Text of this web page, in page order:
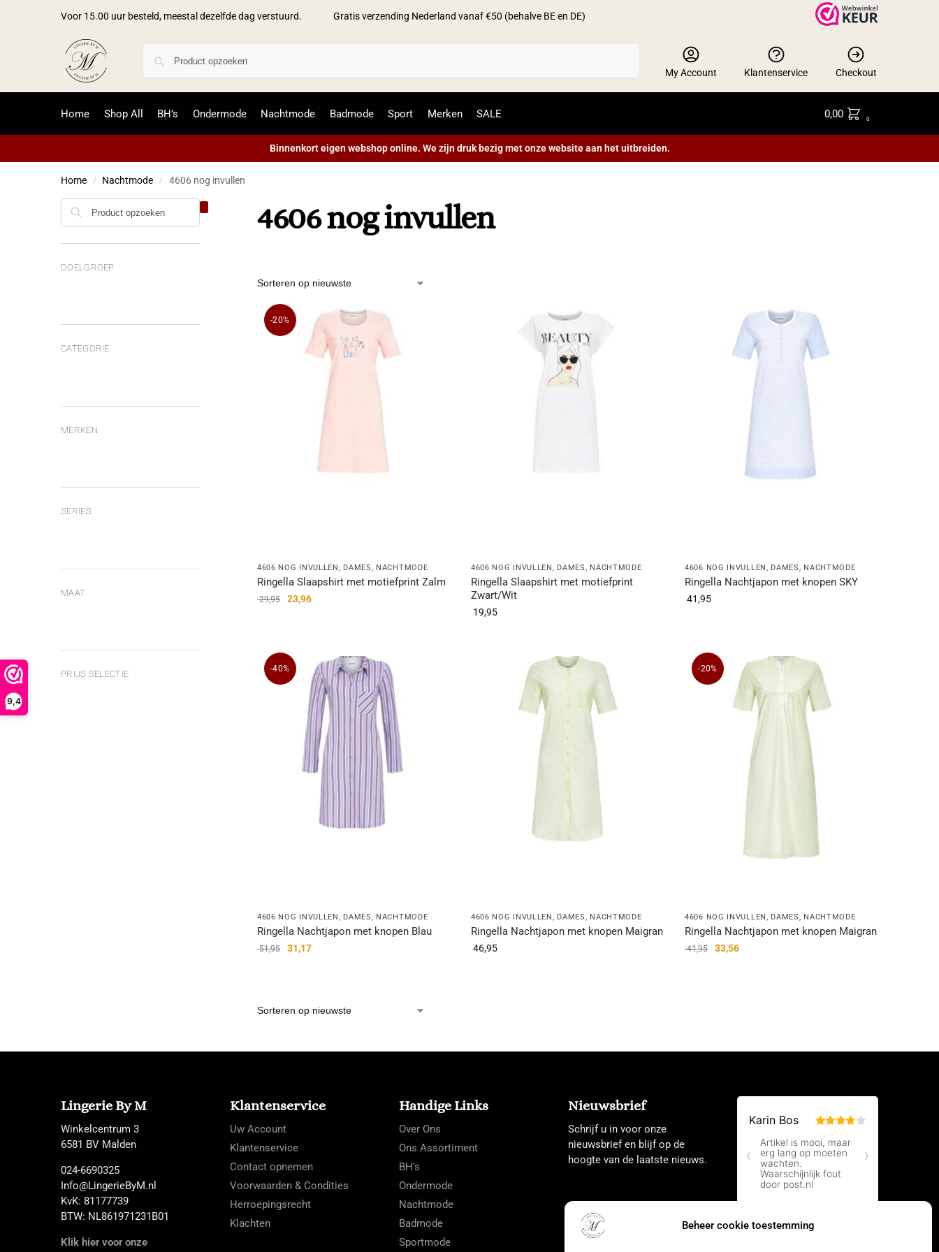
9,4
Beheer cookie toestemming
Voor 15.00 uur besteld, meestal dezelfde dag verstuurd. Gratis verzending Nederland vanaf €50 (behalve BE en DE)
My Account Klantenservice Checkout
Home Shop All BH’s Ondermode Nachtmode Badmode Sport Merken SALE 0,00 0
Binnenkort eigen webshop online. We zijn druk bezig met onze website aan het uitbreiden.
Home / Nachtmode / 4606 nog invullen
4606 nog invullen
-20%
4606 NOG INVULLEN , DAMES, NACHTMODE
Ringella Slaapshirt met motiefprint Zalm
29,95 23,96
4606 NOG INVULLEN , DAMES, NACHTMODE
Ringella Slaapshirt met motiefprint
Zwart/Wit
19,95
4606 NOG INVULLEN , DAMES, NACHTMODE
Ringella Nachtjapon met knopen SKY
41,95
-40%
4606 NOG INVULLEN, DAMES, NACHTMODE
Ringella Nachtjapon met knopen Blau
51,95 31,17
4606 NOG INVULLEN, DAMES, NACHTMODE
Ringella Nachtjapon met knopen Maigran
46,95
-20%
4606 NOG INVULLEN, DAMES, NACHTMODE
Ringella Nachtjapon met knopen Maigran
41,95 33,56
DOELGROEP
CATEGORIE
MERKEN
SERIES
MAAT
PRIJS SELECTIE
Lingerie By M
Winkelcentrum 3
6581 BV Malden
024-6690325
Info@LingerieByM.nl
KvK: 81177739
BTW: NL861971231B01
Klik hier voor onze
Klantenservice
Uw Account
Klantenservice
Contact opnemen
Voorwaarden & Condities
Herroepingsrecht
Klachten
Handige Links
Over Ons
Ons Assortiment
BH’s
Ondermode
Nachtmode
Badmode
Sportmode
Nieuwsbrief
Schrijf u in voor onze
nieuwsbrief en blijf op de
hoogte van de laatste nieuws.